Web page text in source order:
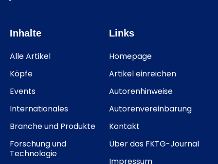
Inhalte
Alle Artikel
Köpfe
Events
Internationales
Branche und Produkte
Forschung und
Technologie
Links
Homepage
Artikel einreichen
Autorenhinweise
Autorenvereinbarung
Kontakt
Über das FKTG-Journal
Impressum